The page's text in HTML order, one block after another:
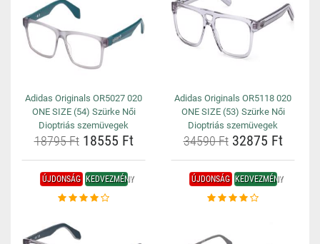
Adidas Originals OR5027 020
ONE SIZE (54) Szürke Női
Dioptriás szemüvegek
18795 Ft18555 Ft
Adidas Originals OR5118 020
ONE SIZE (53) Szürke Női
Dioptriás szemüvegek
34590 Ft32875 Ft
ÚJDONSÁG KEDVEZMÉNY ÚJDONSÁG KEDVEZMÉNY